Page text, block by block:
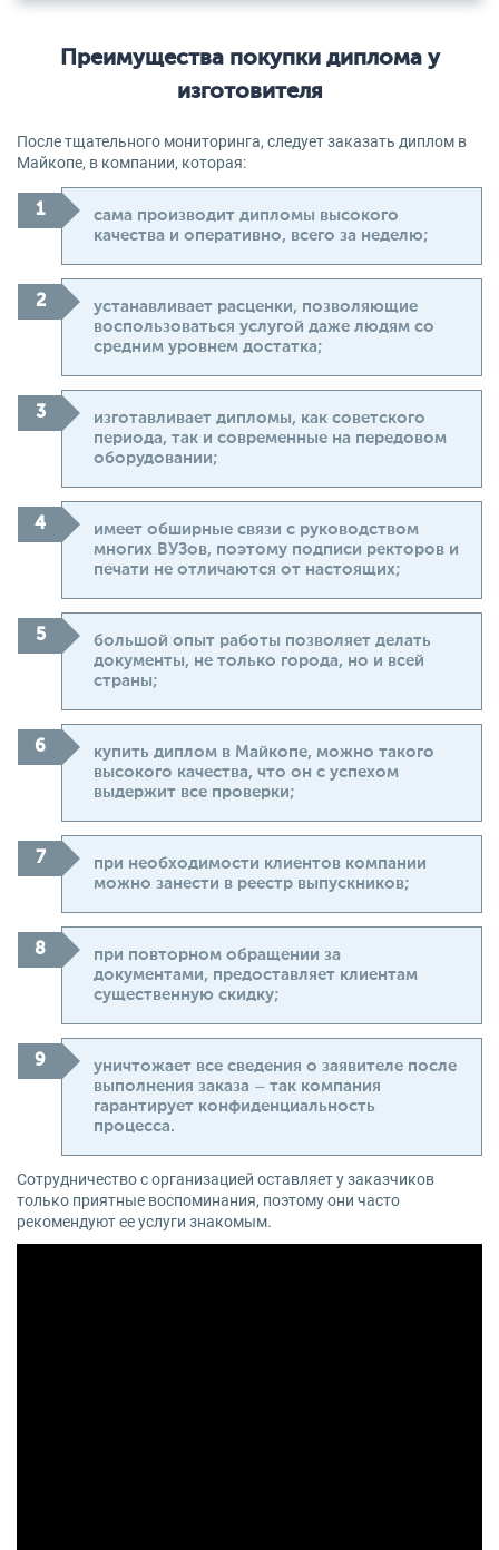
Преимущества покупки диплома у
изготовителя
После тщательного мониторинга, следует заказать диплом в
Майкопе, в компании, которая:
сама производит дипломы высокого
качества и оперативно, всего за неделю;
устанавливает расценки, позволяющие
воспользоваться услугой даже людям со
средним уровнем достатка;
изготавливает дипломы, как советского
периода, так и современные на передовом
оборудовании;
имеет обширные связи с руководством
многих ВУЗов, поэтому подписи ректоров и
печати не отличаются от настоящих;
большой опыт работы позволяет делать
документы, не только города, но и всей
страны;
купить диплом в Майкопе, можно такого
высокого качества, что он с успехом
выдержит все проверки;
при необходимости клиентов компании
можно занести в реестр выпускников;
при повторном обращении за
документами, предоставляет клиентам
существенную скидку;
уничтожает все сведения о заявителе после
выполнения заказа – так компания
гарантирует конфиденциальность
процесса.
Сотрудничество с организацией оставляет у заказчиков
только приятные воспоминания, поэтому они часто
рекомендуют ее услуги знакомым.